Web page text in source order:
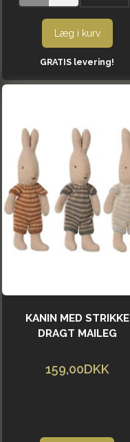
Læg i kurv
GRATIS levering!
KANIN MED STRIKKE
DRAGT MAILEG
159,00DKK